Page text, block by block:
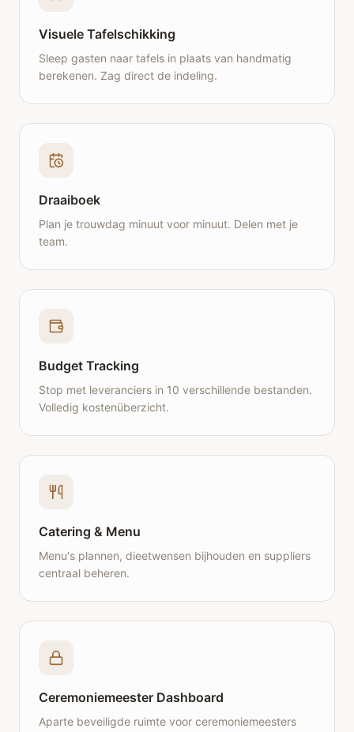
Visuele Tafelschikking
Sleep gasten naar tafels in plaats van handmatig
berekenen. Zag direct de indeling.
Draaiboek
Plan je trouwdag minuut voor minuut. Delen met je
team.
Budget Tracking
Stop met leveranciers in 10 verschillende bestanden.
Volledig kostenüberzicht.
Catering & Menu
Menu's plannen, dieetwensen bijhouden en suppliers
centraal beheren.
Ceremoniemeester Dashboard
Aparte beveiligde ruimte voor ceremoniemeesters